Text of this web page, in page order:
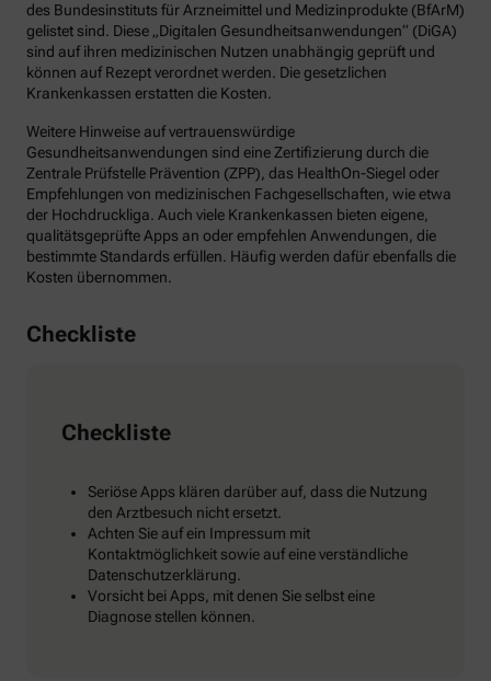
des Bundesinstituts für Arzneimittel und Medizinprodukte (BfArM)
gelistet sind. Diese „Digitalen Gesundheitsanwendungen“ (DiGA)
sind auf ihren medizinischen Nutzen unabhängig geprüft und
können auf Rezept verordnet werden. Die gesetzlichen
Krankenkassen erstatten die Kosten.
Weitere Hinweise auf vertrauenswürdige
Gesundheitsanwendungen sind eine Zertifizierung durch die
Zentrale Prüfstelle Prävention (ZPP), das HealthOn-Siegel oder
Empfehlungen von medizinischen Fachgesellschaften, wie etwa
der Hochdruckliga. Auch viele Krankenkassen bieten eigene,
qualitätsgeprüfte Apps an oder empfehlen Anwendungen, die
bestimmte Standards erfüllen. Häufig werden dafür ebenfalls die
Kosten übernommen.
Checkliste
Checkliste
Seriöse Apps klären darüber auf, dass die Nutzung
den Arztbesuch nicht ersetzt.
Achten Sie auf ein Impressum mit
Kontaktmöglichkeit sowie auf eine verständliche
Datenschutzerklärung.
Vorsicht bei Apps, mit denen Sie selbst eine
Diagnose stellen können.